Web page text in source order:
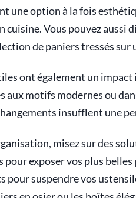
une option à la fois
cuisine. Vous pouvez aussi
de paniers tressés
ont également un
aux motifs modernes ou
insufflent une
misez sur des
pour exposer vos plus
pour suspendre vos